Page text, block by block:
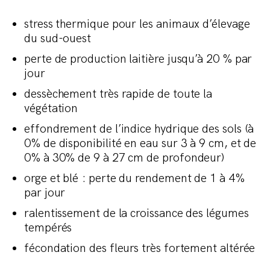
stress thermique pour les animaux d’élevage
du sud-ouest
perte de production laitière jusqu’à 20 % par
jour
dessèchement très rapide de toute la
végétation
effondrement de l’indice hydrique des sols (à
0% de disponibilité en eau sur 3 à 9 cm, et de
0% à 30% de 9 à 27 cm de profondeur)
orge et blé : perte du rendement de 1 à 4%
par jour
ralentissement de la croissance des légumes
tempérés
fécondation des fleurs très fortement altérée